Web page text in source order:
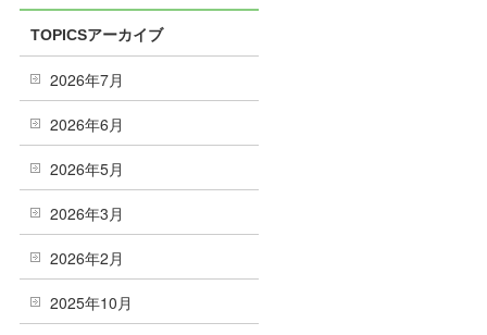
TOPICSアーカイブ
2026年7月
2026年6月
2026年5月
2026年3月
2026年2月
2025年10月